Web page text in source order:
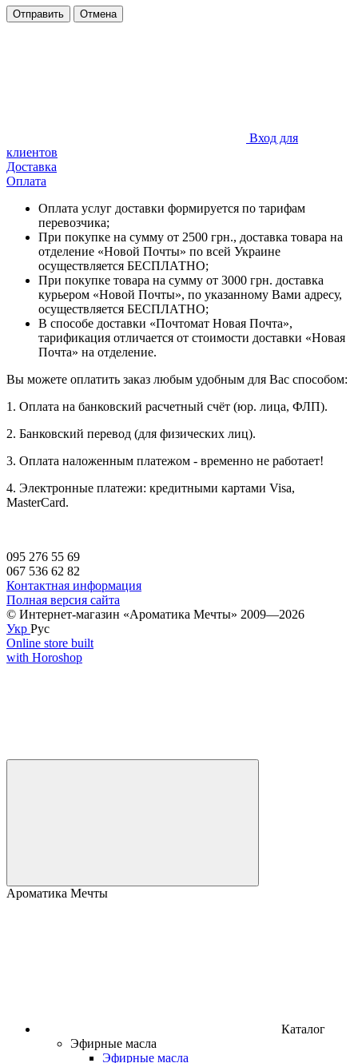
Отправить Отмена
Вход для
клиентов
Доставка
Оплата
Оплата услуг доставки формируется по тарифам
перевозчика;
При покупке на сумму от 2500 грн., доставка товара на
отделение «Новой Почты» по всей Украине
осуществляется БЕСПЛАТНО;
При покупке товара на сумму от 3000 грн. доставка
курьером «Новой Почты», по указанному Вами адресу,
осуществляется БЕСПЛАТНО;
В способе доставки «Почтомат Новая Почта»,
тарификация отличается от стоимости доставки «Новая
Почта» на отделение.
Вы можете оплатить заказ любым удобным для Вас способом:
1. Оплата на банковский расчетный счёт (юр. лица, ФЛП).
2. Банковский перевод (для физических лиц).
3. Оплата наложенным платежом - временно не работает!
4. Электронные платежи: кредитными картами Visa,
MasterCard.
095 276 55 69
067 536 62 82
Контактная информация
Полная версия сайта
© Интернет-магазин «Ароматика Мечты» 2009—2026
Укр Рус
Online store built
with Horoshop
Ароматика Мечты
Каталог
Эфирные масла
Эфирные масла